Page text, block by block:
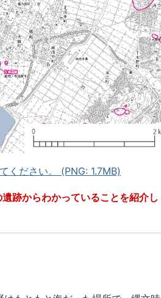
ください。 (PNG: 1.7MB)
跡からわかっていることを紹介し